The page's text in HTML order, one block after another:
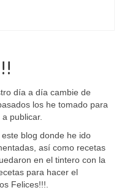
día a día cambie de
los he tomado para
publicar.
blog donde he ido
así como recetas
en el tintero con la
para hacer el
Felices!!!.